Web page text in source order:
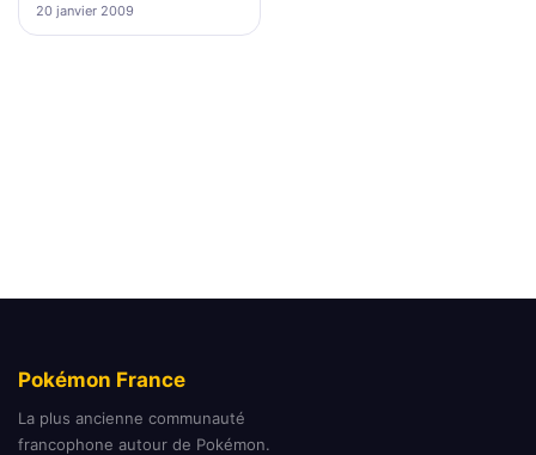
20 janvier 2009
Pokémon France
La plus ancienne communauté
francophone autour de Pokémon.